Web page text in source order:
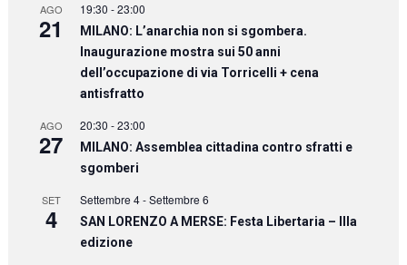
AGO
21
19:30 -23:00
MILANO: L’anarchia non si sgombera.
Inaugurazione mostra sui 50 anni
dell’occupazione di via Torricelli + cena
antisfratto
AGO
27
20:30 -23:00
MILANO: Assemblea cittadina contro sfratti e
sgomberi
SET
4
Settembre 4-Settembre 6
SAN LORENZO A MERSE: Festa Libertaria – IIIa
edizione